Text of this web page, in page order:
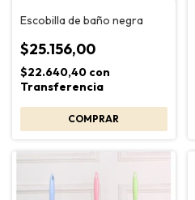
Escobilla de baño negra
$25.156,00
$22.640,40 con
Transferencia